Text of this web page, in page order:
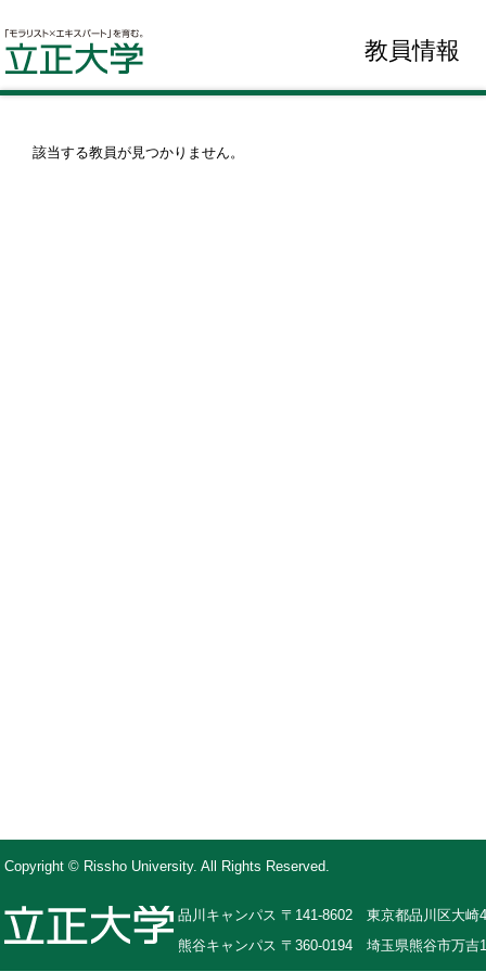
教員情報
該当する教員が見つかりません。
Copyright © Rissho University. All Rights Reserved.
品川キャンパス 〒141-8602 東京都品川区大崎
熊谷キャンパス 〒360-0194 埼玉県熊谷市万吉